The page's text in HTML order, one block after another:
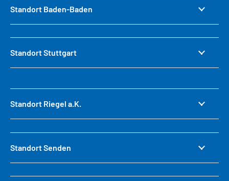
Standort Baden-Baden
Standort Stuttgart
Standort Riegel a.K.
Standort Senden